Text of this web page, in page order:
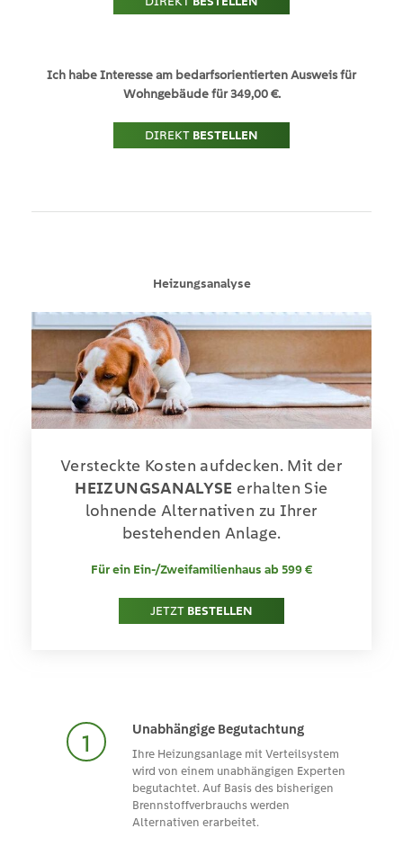
Ich habe Interesse am bedarfsorientierten Ausweis für
Wohngebäude für 349,00 €.
DIREKT BESTELLEN
Heizungsanalyse
Versteckte Kosten aufdecken. Mit der
HEIZUNGSANALYSE erhalten Sie
lohnende Alternativen zu Ihrer
bestehenden Anlage.
Für ein Ein-/Zweifamilienhaus ab 599 €
JETZT BESTELLEN
Unabhängige Begutachtung
Ihre Heizungsanlage mit Verteilsystem
wird von einem unabhängigen Experten
begutachtet. Auf Basis des bisherigen
Brennstoffverbrauchs werden
Alternativen erarbeitet.